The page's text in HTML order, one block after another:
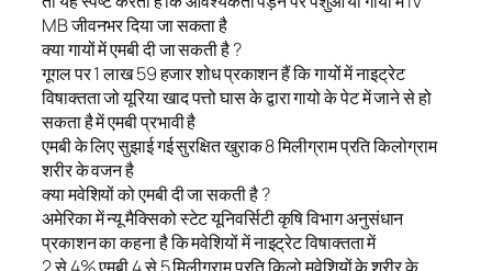
MB जीवनभर दिया जा सकता है
क्या गायों में एमबी दी जा सकती है ?
गूगल पर 1 लाख 59 हजार शोध प्रकाशन हैं कि गायों में नाइट्रेट
विषाक्तता जो यूरिया खाद पत्तो घास के द्वारा गायो के पेट में जाने से हो
सकता है में एमबी प्रभावी है
एमबी के लिए सुझाई गई सुरक्षित खुराक 8 मिलीग्राम प्रति किलोग्राम
शरीर के वजन है
क्या मवेशियों को एमबी दी जा सकती है ?
अमेरिका में न्यू मैक्सिको स्टेट यूनिवर्सिटी कृषि विभाग अनुसंधान
प्रकाशन का कहना है कि मवेशियों में नाइट्रेट विषाक्तता में